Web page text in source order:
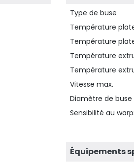
Type de buse
Température
Température
Température
Température
Vitesse max.
Diamètre de
Sensibilité au
Équipements